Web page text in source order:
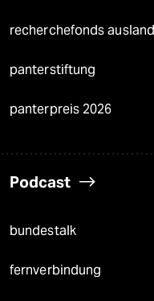
recherchefonds ausland
panterstiftung
panterpreis 2026
Podcast
bundestalk
fernverbindung